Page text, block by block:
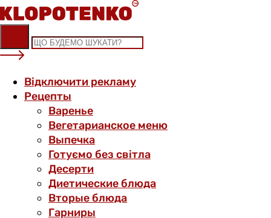
Skip
to
content
Відключити рекламу
Рецепты
Варенье
Вегетарианское меню
Выпечка
Готуємо без світла
Десерти
Диетические блюда
Вторые блюда
Гарниры